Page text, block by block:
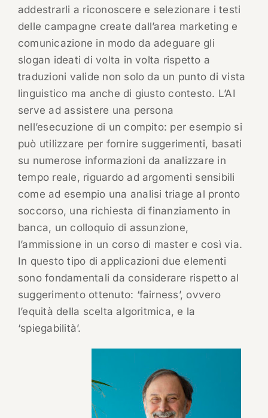
addestrarli a riconoscere e selezionare i testi
delle campagne create dall’area marketing e
comunicazione in modo da adeguare gli
slogan ideati di volta in volta rispetto a
traduzioni valide non solo da un punto di vista
linguistico ma anche di giusto contesto. L’AI
serve ad assistere una persona
nell’esecuzione di un compito: per esempio si
può utilizzare per fornire suggerimenti, basati
su numerose informazioni da analizzare in
tempo reale, riguardo ad argomenti sensibili
come ad esempio una analisi triage al pronto
soccorso, una richiesta di finanziamento in
banca, un colloquio di assunzione,
l’ammissione in un corso di master e così via.
In questo tipo di applicazioni due elementi
sono fondamentali da considerare rispetto al
suggerimento ottenuto: ‘fairness’, ovvero
l’equità della scelta algoritmica, e la
‘spiegabilità’.